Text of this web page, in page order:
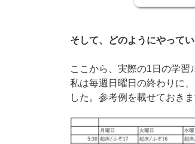
そして、どのようにやって
ここから、実際の1日の学習
私は毎週日曜日の終わりに
した。参考例を載せておきま